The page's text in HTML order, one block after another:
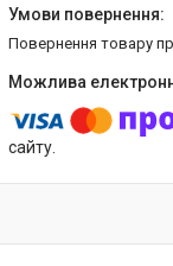
повернення товару
сайту.